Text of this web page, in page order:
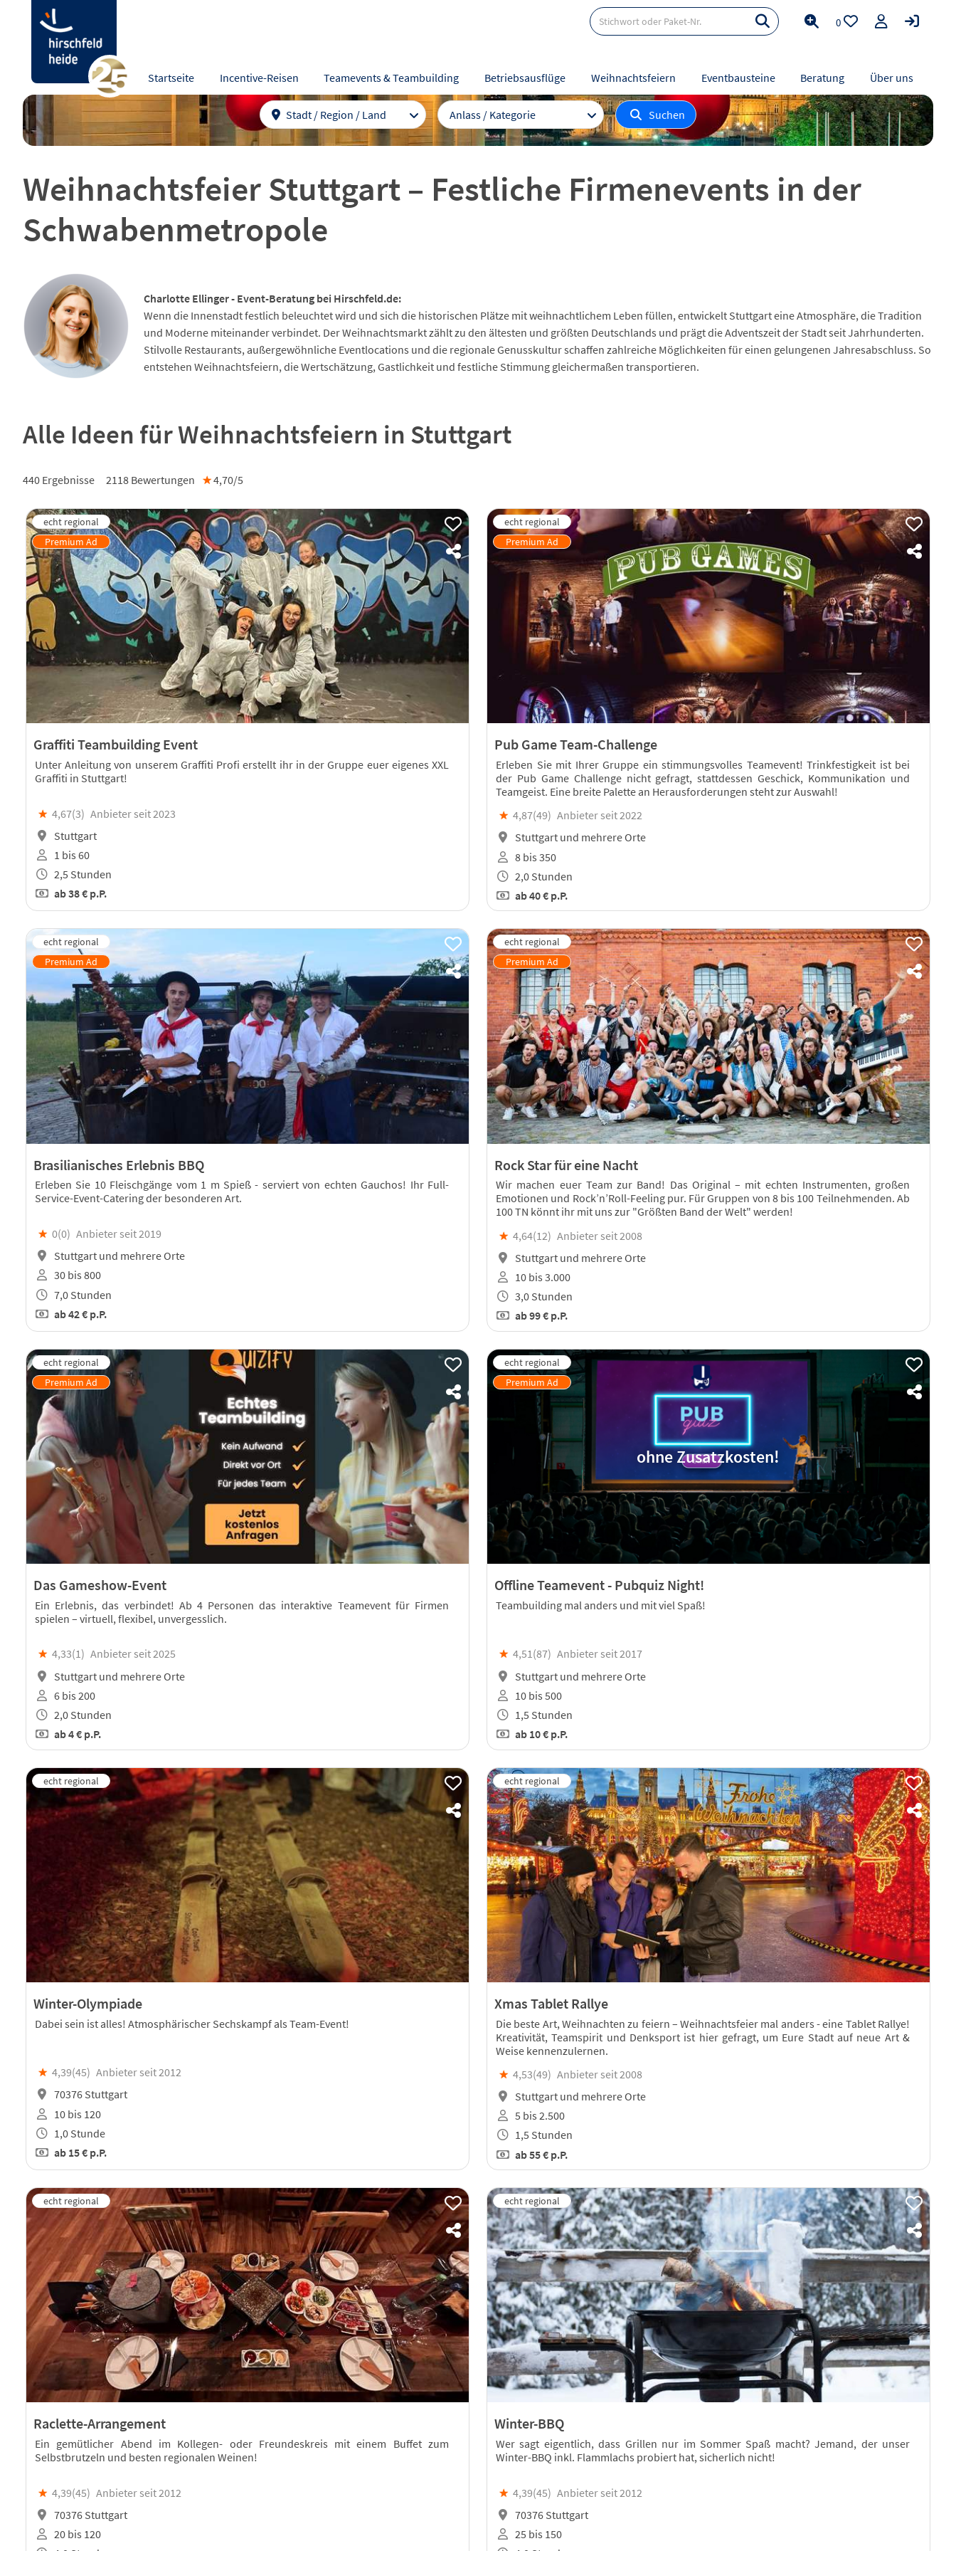
Startseite Incentive-Reisen Teamevents & Teambuilding Betriebsausflüge Weihnachtsfeiern Eventbausteine Beratung Über uns
0
Stadt / Region / Land Anlass / Kategorie Suchen
Weihnachtsfeier Stuttgart – Festliche Firmenevents in der
Schwabenmetropole
Charlotte Ellinger - Event-Beratung bei Hirschfeld.de:
Wenn die Innenstadt festlich beleuchtet wird und sich die historischen Plätze mit weihnachtlichem Leben füllen, entwickelt Stuttgart eine Atmosphäre, die Tradition
und Moderne miteinander verbindet. Der Weihnachtsmarkt zählt zu den ältesten und größten Deutschlands und prägt die Adventszeit der Stadt seit Jahrhunderten.
Stilvolle Restaurants, außergewöhnliche Eventlocations und die regionale Genusskultur schaffen zahlreiche Möglichkeiten für einen gelungenen Jahresabschluss. So
entstehen Weihnachtsfeiern, die Wertschätzung, Gastlichkeit und festliche Stimmung gleichermaßen transportieren.
Alle Ideen für Weihnachtsfeiern in Stuttgart
440 Ergebnisse 2118 Bewertungen ★4,70/5
Graffiti Teambuilding Event
Unter Anleitung von unserem Graffiti Profi erstellt ihr in der Gruppe euer eigenes XXL
Graffiti in Stuttgart!
★ 4,67(3) Anbieter seit 2023
Stuttgart
1 bis 60
2,5 Stunden
ab38 € p.P.
Pub Game Team-Challenge
Erleben Sie mit Ihrer Gruppe ein stimmungsvolles Teamevent! Trinkfestigkeit ist bei
der Pub Game Challenge nicht gefragt, stattdessen Geschick, Kommunikation und
Teamgeist. Eine breite Palette an Herausforderungen steht zur Auswahl!
★ 4,87(49) Anbieter seit 2022
Stuttgart und mehrere Orte
8 bis 350
2,0 Stunden
ab40 € p.P.
Brasilianisches Erlebnis BBQ
Erleben Sie 10 Fleischgänge vom 1 m Spieß - serviert von echten Gauchos! Ihr Full-
Service-Event-Catering der besonderen Art.
★ 0(0) Anbieter seit 2019
Stuttgart und mehrere Orte
30 bis 800
7,0 Stunden
ab42 € p.P.
Rock Star für eine Nacht
Wir machen euer Team zur Band! Das Original – mit echten Instrumenten, großen
Emotionen und Rock’n’Roll-Feeling pur. Für Gruppen von 8 bis 100 Teilnehmenden. Ab
100 TN könnt ihr mit uns zur "Größten Band der Welt" werden!
★ 4,64(12) Anbieter seit 2008
Stuttgart und mehrere Orte
10 bis 3.000
3,0 Stunden
ab99 € p.P.
Das Gameshow-Event
Ein Erlebnis, das verbindet! Ab 4 Personen das interaktive Teamevent für Firmen
spielen – virtuell, flexibel, unvergesslich.
★ 4,33(1) Anbieter seit 2025
Stuttgart und mehrere Orte
6 bis 200
2,0 Stunden
ab4 € p.P.
ohne Zusatzkosten!
Offline Teamevent - Pubquiz Night!
Teambuilding mal anders und mit viel Spaß!
★ 4,51(87) Anbieter seit 2017
Stuttgart und mehrere Orte
10 bis 500
1,5 Stunden
ab 10 € p.P.
Winter-Olympiade
Dabei sein ist alles! Atmosphärischer Sechskampf als Team-Event!
★ 4,39(45) Anbieter seit 2012
70376 Stuttgart
10 bis 120
1,0 Stunde
ab 15 € p.P.
Xmas Tablet Rallye
Die beste Art, Weihnachten zu feiern – Weihnachtsfeier mal anders - eine Tablet Rallye!
Kreativität, Teamspirit und Denksport ist hier gefragt, um Eure Stadt auf neue Art &
Weise kennenzulernen.
★ 4,53(49) Anbieter seit 2008
Stuttgart und mehrere Orte
5 bis 2.500
1,5 Stunden
ab55 € p.P.
Raclette-Arrangement
Ein gemütlicher Abend im Kollegen- oder Freundeskreis mit einem Buffet zum
Selbstbrutzeln und besten regionalen Weinen!
★ 4,39(45) Anbieter seit 2012
70376 Stuttgart
20 bis 120
Winter-BBQ
Wer sagt eigentlich, dass Grillen nur im Sommer Spaß macht? Jemand, der unser
Winter-BBQ inkl. Flammlachs probiert hat, sicherlich nicht!
★ 4,39(45) Anbieter seit 2012
70376 Stuttgart
25 bis 150